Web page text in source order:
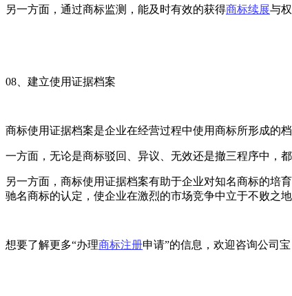
另一方面，通过商标监测，能及时有效的获得商标续展与
08、建立使用证据档案
商标使用证据档案是企业在经营过程中使用商标所形成的
一方面，无论是商标驳回、异议、无效还是撤三程序中，
另一方面，商标使用证据档案有助于企业对知名商标的培
驰名商标的认定，使企业在激烈的市场竞争中立于不败之地
想要了解更多“办理商标注册申请”的信息，欢迎咨询公司宝